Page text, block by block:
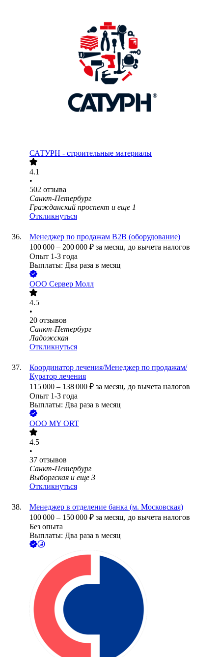
САТУРН - строительные материалы
4.1
•
502 отзыва
Санкт-Петербург
Гражданский проспект и еще 1
Откликнуться
Менеджер по продажам B2B (оборудование)
100 000 – 200 000 ₽ за месяц, до вычета налогов
Опыт 1-3 года
Выплаты: Два раза в месяц
ООО Сервер Молл
4.5
•
20 отзывов
Санкт-Петербург
Ладожская
Откликнуться
Координатор лечения/Менеджер по продажам/
Куратор лечения
115 000 – 138 000 ₽ за месяц, до вычета налогов
Опыт 1-3 года
Выплаты: Два раза в месяц
ООО MY ORT
4.5
•
37 отзывов
Санкт-Петербург
Выборгская и еще 3
Откликнуться
Менеджер в отделение банка (м. Московская)
100 000 – 150 000 ₽ за месяц, до вычета налогов
Без опыта
Выплаты: Два раза в месяц